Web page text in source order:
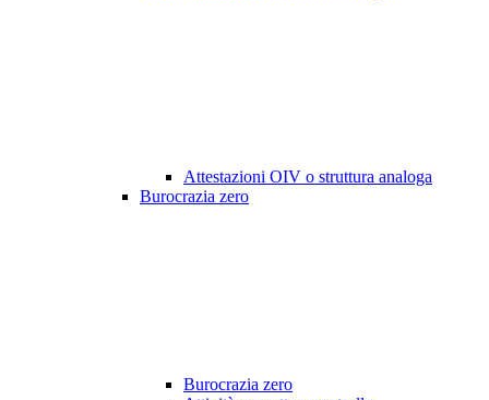
Attestazioni OIV o struttura analoga
Burocrazia zero
Burocrazia zero